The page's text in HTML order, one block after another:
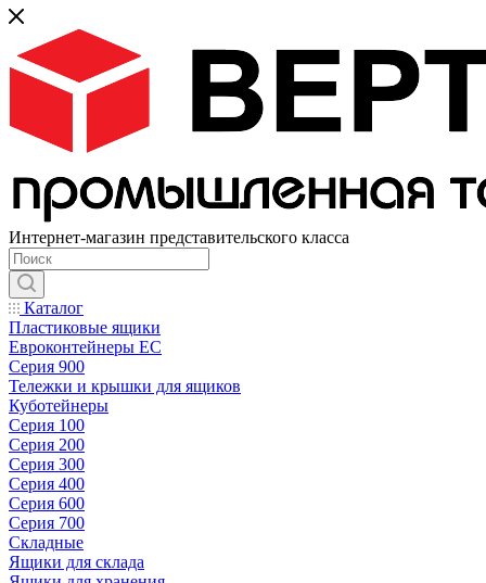
Интернет-магазин представительского класса
Каталог
Пластиковые ящики
Евроконтейнеры ЕС
Серия 900
Тележки и крышки для ящиков
Куботейнеры
Серия 100
Серия 200
Серия 300
Серия 400
Серия 600
Серия 700
Складные
Ящики для склада